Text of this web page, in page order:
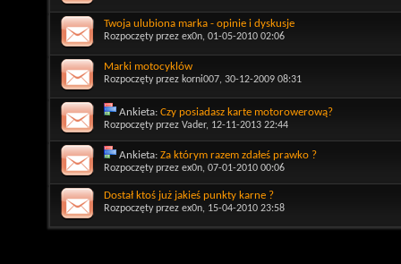
Twoja ulubiona marka - opinie i dyskusje
Rozpoczęty przez ex0n, 01-05-2010 02:06
Marki motocyklów
Rozpoczęty przez korni007, 30-12-2009 08:31
Ankieta: Czy posiadasz karte motorowerową?
Rozpoczęty przez Vader, 12-11-2013 22:44
Ankieta: Za którym razem zdałeś prawko ?
Rozpoczęty przez ex0n, 07-01-2010 00:06
Dostał ktoś już jakieś punkty karne ?
Rozpoczęty przez ex0n, 15-04-2010 23:58